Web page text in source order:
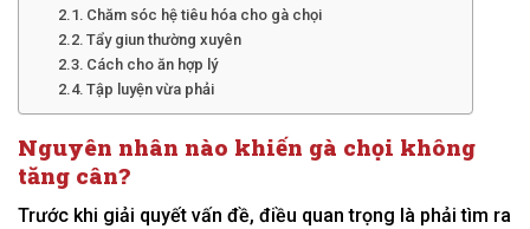
Chăm sóc hệ tiêu hóa cho gà chọi
Tẩy giun thường xuyên
Cách cho ăn hợp lý
Tập luyện vừa phải
Nguyên nhân nào khiến gà chọi không
tăng cân?
Trước khi giải quyết vấn đề, điều quan trọng là phải tìm ra